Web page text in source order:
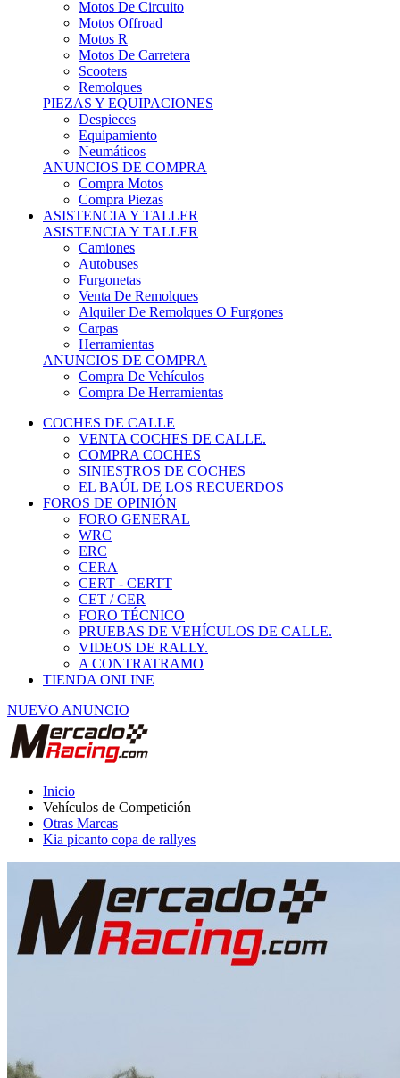
Motos R
Motos De Carretera
Scooters
Remolques
PIEZAS Y EQUIPACIONES
Despieces
Equipamiento
Neumáticos
ANUNCIOS DE COMPRA
Compra Motos
Compra Piezas
ASISTENCIA Y TALLER
ASISTENCIA Y TALLER
Camiones
Autobuses
Furgonetas
Venta De Remolques
Alquiler De Remolques O Furgones
Carpas
Herramientas
ANUNCIOS DE COMPRA
Compra De Vehículos
Compra De Herramientas
COCHES DE CALLE
VENTA COCHES DE CALLE.
COMPRA COCHES
SINIESTROS DE COCHES
EL BAÚL DE LOS RECUERDOS
FOROS DE OPINIÓN
FORO GENERAL
WRC
ERC
CERA
CERT - CERTT
CET / CER
FORO TÉCNICO
PRUEBAS DE VEHÍCULOS DE CALLE.
VIDEOS DE RALLY.
A CONTRATRAMO
TIENDA ONLINE
NUEVO ANUNCIO
Vehículos de Competición
Otras Marcas
Kia picanto copa de rallyes